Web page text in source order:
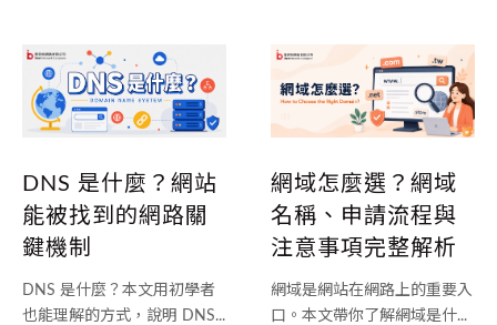
DNS 是什麼？網站
能被找到的網路關
鍵機制
DNS 是什麼？本文用初學者
也能理解的方式，說明 DNS...
網域怎麼選？網域
名稱、申請流程與
注意事項完整解析
網域是網站在網路上的重要入
口。本文帶你了解網域是什...